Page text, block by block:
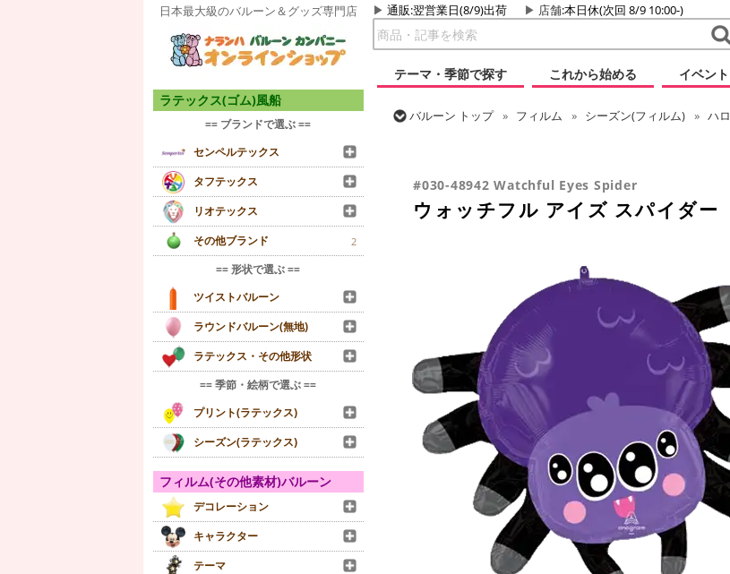
日本最大級のバルーン＆グッズ専門店 通販:翌営業日(8/9)出荷 店舗:本日休(次回 8/9 10:00-)
テーマ・季節で探す
これから始める イベン
ラテックス(ゴム)風船
== ブランドで選ぶ ==
センペルテックス
タフテックス
リオテックス
その他ブランド
2
== 形状で選ぶ ==
ツイストバルーン
ラウンドバルーン(無地)
ラテックス・その他形状
== 季節・絵柄で選ぶ ==
プリント(ラテックス)
シーズン(ラテックス)
フィルム(その他素材)バルーン
デコレーション
キャラクター
テーマ
バルーン トップ フィルム シーズン(フィルム) ハ
#030-48942 Watchful Eyes Spider
ウォッチフル アイズ スパイダー